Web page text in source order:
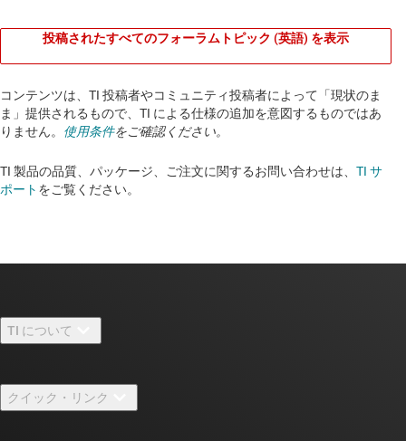
投稿されたすべてのフォーラムトピック (英語) を表示
コンテンツは、TI 投稿者やコミュニティ投稿者によって「現状のま
ま」提供されるもので、TI による仕様の追加を意図するものではあ
りません。 使用条件をご確認ください。
TI 製品の品質、パッケージ、ご注文に関するお問い合わせは、 TI サ
ポート をご覧ください。​​​​​​​​​​​​​​
TI について
採用情報
クイック・リンク